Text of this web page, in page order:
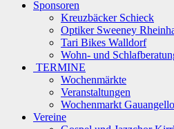
Sponsoren
Kreuzbäcker Schieck
Optiker Sweeney
Tari Bikes Walldorf
Wohn- und
TERMINE
Wochenmärkte
Veranstaltungen
Wochenmarkt
Vereine